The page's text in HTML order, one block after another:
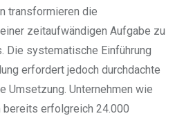
transformieren die
zeitaufwändigen Aufgabe zu
Die systematische Einführung
erfordert jedoch durchdachte
Umsetzung. Unternehmen wie
bereits erfolgreich 24.000